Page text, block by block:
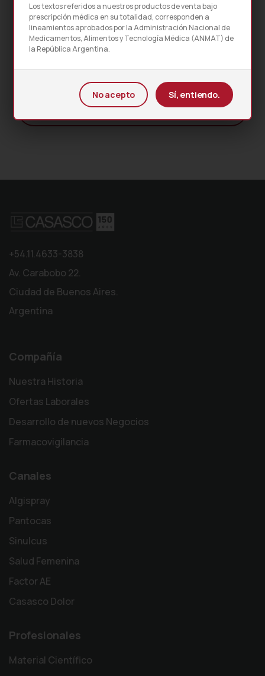
PROSPECTO MÉDICO
INFORMACIÓN PACIENTE
+54.11.4633-3838
Av. Carabobo 22.
Ciudad de Buenos Aires.
Argentina
Compañía
Nuestra Historia
Ofertas Laborales
Desarrollo de nuevos Negocios
Farmacovigilancia
Canales
Algispray
Pantocas
Sinulcus
Salud Femenina
Factor AE
Casasco Dolor
Profesionales
Material Científico
Los textos referidos a nuestros productos de venta bajo
prescripción médica en su totalidad, corresponden a
lineamientos aprobados por la Administración Nacional de
Medicamentos, Alimentos y Tecnología Médica (ANMAT) de
la República Argentina.
No acepto Sí, entiendo.